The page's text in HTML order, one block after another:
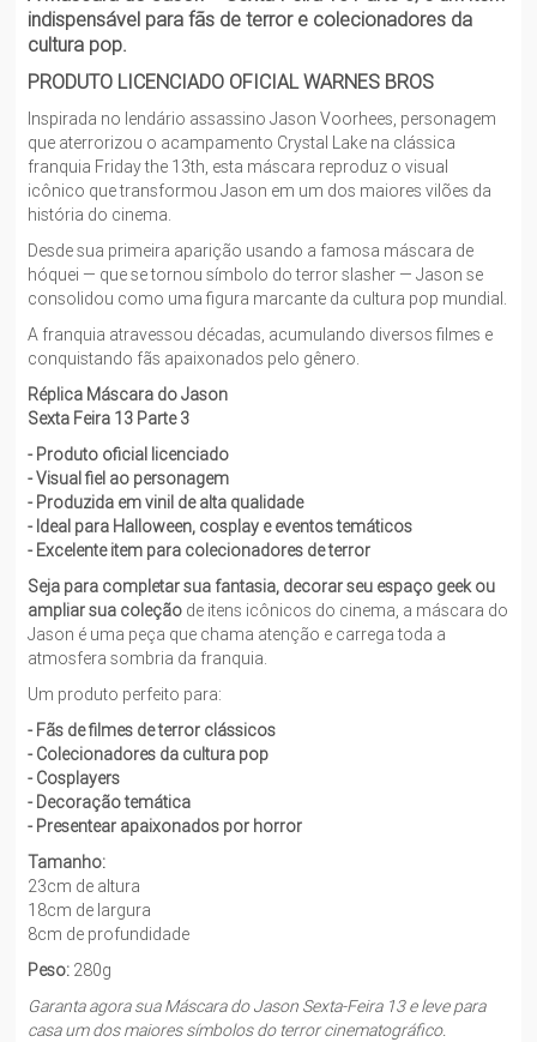
indispensável para fãs de terror e colecionadores da
cultura pop.
PRODUTO LICENCIADO OFICIAL WARNES BROS
Inspirada no lendário assassino Jason Voorhees, personagem
que aterrorizou o acampamento Crystal Lake na clássica
franquia Friday the 13th, esta máscara reproduz o visual
icônico que transformou Jason em um dos maiores vilões da
história do cinema.
Desde sua primeira aparição usando a famosa máscara de
hóquei — que se tornou símbolo do terror slasher — Jason se
consolidou como uma figura marcante da cultura pop mundial.
A franquia atravessou décadas, acumulando diversos filmes e
conquistando fãs apaixonados pelo gênero.
Réplica Máscara do Jason
Sexta Feira 13 Parte 3
- Produto oficial licenciado
- Visual fiel ao personagem
- Produzida em vinil de alta qualidade
- Ideal para Halloween, cosplay e eventos temáticos
- Excelente item para colecionadores de terror
Seja para completar sua fantasia, decorar seu espaço geek ou
ampliar sua coleção de itens icônicos do cinema, a máscara do
Jason é uma peça que chama atenção e carrega toda a
atmosfera sombria da franquia.
Um produto perfeito para:
- Fãs de filmes de terror clássicos
- Colecionadores da cultura pop
- Cosplayers
- Decoração temática
- Presentear apaixonados por horror
Tamanho:
23cm de altura
18cm de largura
8cm de profundidade
Peso: 280g
Garanta agora sua Máscara do Jason Sexta-Feira 13 e leve para
casa um dos maiores símbolos do terror cinematográfico.